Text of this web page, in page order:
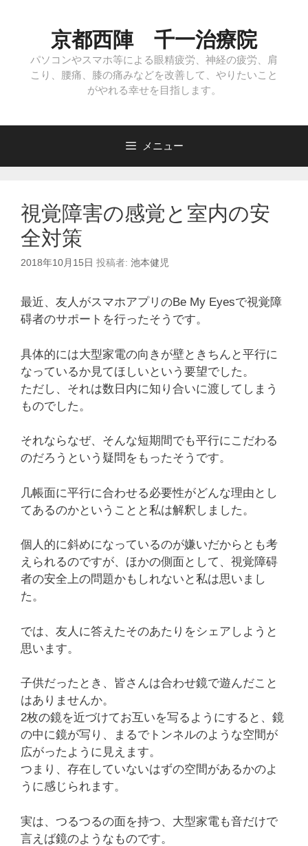
キ
プ
京都西陣 千一治療院
パソコンやスマホ等による眼精疲労、神経の疲労、肩
こり、腰痛、膝の痛みなどを改善して、やりたいこと
がやれる幸せを目指します。
メニュー
視覚障害の感覚と室内の安
全対策
2018年10月15日 投稿者: 池本健児
最近、友人がスマホアプリのBe My Eyesで視覚障
碍者のサポートを行ったそうです。
具体的には大型家電の向きが壁ときちんと平行に
なっているか見てほしいという要望でした。
ただし、それは数日内に知り合いに渡してしまう
ものでした。
それならなぜ、そんな短期間でも平行にこだわる
のだろうという疑問をもったそうです。
几帳面に平行に合わせる必要性がどんな理由とし
てあるのかということと私は解釈しました。
個人的に斜めになっているのが嫌いだからとも考
えられるのですが、ほかの側面として、視覚障碍
者の安全上の問題かもしれないと私は思いまし
た。
では、友人に答えたそのあたりをシェアしようと
思います。
子供だったとき、皆さんは合わせ鏡で遊んだこと
はありませんか。
2枚の鏡を近づけてお互いを写るようにすると、鏡
の中に鏡が写り、まるでトンネルのような空間が
広がったように見えます。
つまり、存在していないはずの空間があるかのよ
うに感じられます。
実は、つるつるの面を持つ、大型家電も音だけで
言えば鏡のようなものです。